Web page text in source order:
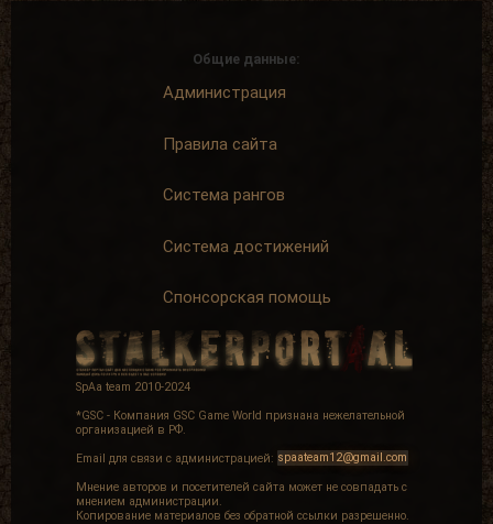
Общие данные:
Администрация
Правила сайта
Система рангов
Система достижений
Спонсорская помощь
SpAa team 2010-2024
*GSC - Компания GSC Game World признана нежелательной
организацией в РФ.
Email для связи с администрацией: spaateam12@gmail.com
Мнение авторов и посетителей сайта может не совпадать с
мнением администрации.
Копирование материалов без обратной ссылки разрешенно.